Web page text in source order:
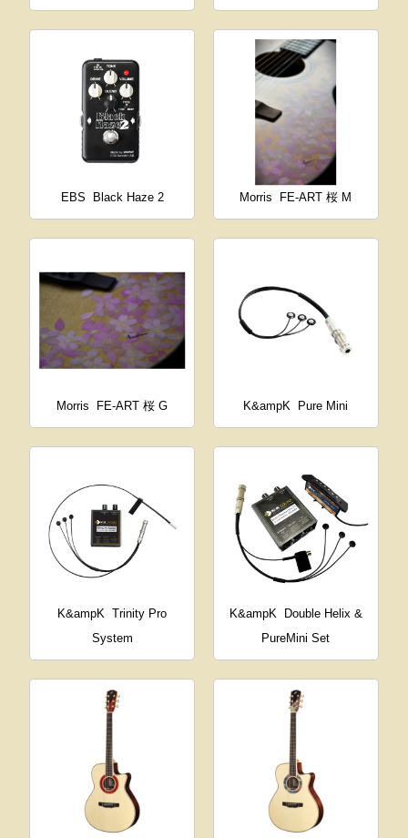
EBS Black Haze 2 Morris FE-ART 桜 M
Morris FE-ART 桜 G K&ampK Pure Mini
K&ampK Trinity Pro
System
K&ampK
Double Helix &
PureMini Set